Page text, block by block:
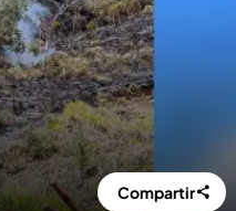
Compartir